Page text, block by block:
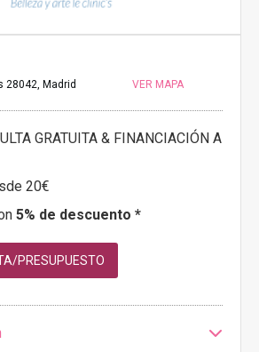
28042, Madrid VER MAPA
GRATUITA & FINANCIACIÓN A
20€
5% de descuento *
PRESUPUESTO